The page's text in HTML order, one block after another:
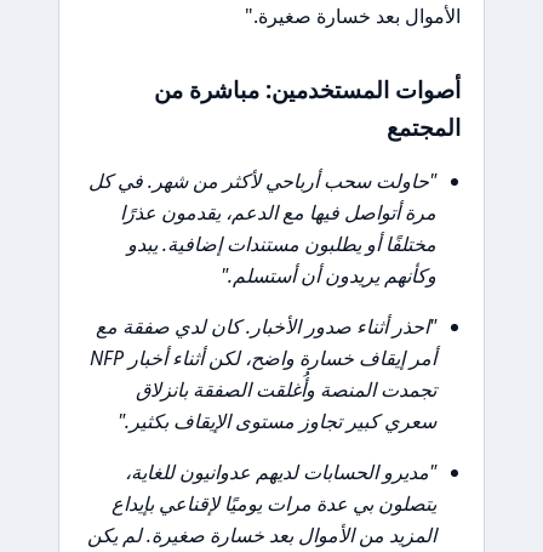
الأموال بعد خسارة صغيرة."
أصوات المستخدمين: مباشرة من
المجتمع
"حاولت سحب أرباحي لأكثر من شهر. في كل
مرة أتواصل فيها مع الدعم، يقدمون عذرًا
مختلفًا أو يطلبون مستندات إضافية. يبدو
وكأنهم يريدون أن أستسلم."
"احذر أثناء صدور الأخبار. كان لدي صفقة مع
أمر إيقاف خسارة واضح، لكن أثناء أخبار NFP
تجمدت المنصة وأُغلقت الصفقة بانزلاق
سعري كبير تجاوز مستوى الإيقاف بكثير."
"مديرو الحسابات لديهم عدوانيون للغاية،
يتصلون بي عدة مرات يوميًا لإقناعي بإيداع
المزيد من الأموال بعد خسارة صغيرة. لم يكن